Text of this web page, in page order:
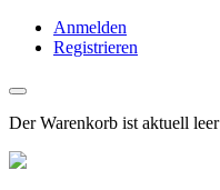
Anmelden
Registrieren
Der Warenkorb ist aktuell leer